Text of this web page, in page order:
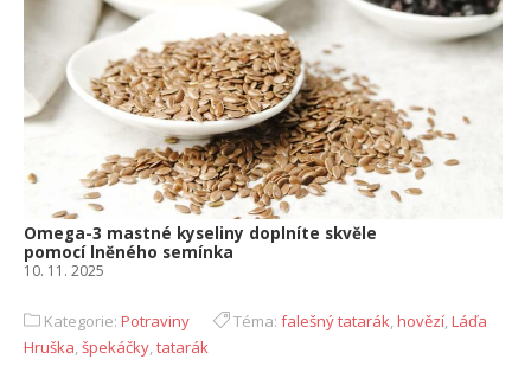
Omega-3 mastné kyseliny doplníte skvěle
pomocí lněného semínka
10. 11. 2025
Kategorie: Potraviny Téma: falešný tatarák,hovězí,Láďa
Hruška,špekáčky,tatarák